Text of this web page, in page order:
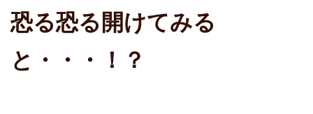
恐る恐る開けてみる
と・・・！？